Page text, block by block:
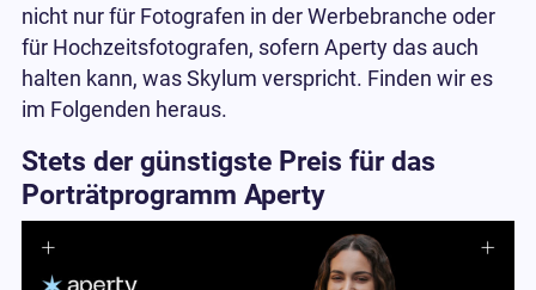
nicht nur für Fotografen in der Werbebranche oder
für Hochzeitsfotografen, sofern Aperty das auch
halten kann, was Skylum verspricht. Finden wir es
im Folgenden heraus.
Stets der günstigste Preis für das
Porträtprogramm Aperty